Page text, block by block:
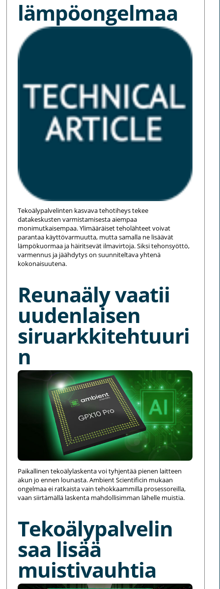
lämpöongelmaa
Tekoälypalvelinten kasvava tehotiheys tekee
datakeskusten varmistamisesta aiempaa
monimutkaisempaa. Ylimääräiset teholähteet voivat
parantaa käyttövarmuutta, mutta samalla ne lisäävät
lämpökuormaa ja häiritsevät ilmavirtoja. Siksi tehonsyöttö,
varmennus ja jäähdytys on suunniteltava yhtenä
kokonaisuutena.
Reunaäly vaatii
uudenlaisen
siruarkkitehtuuri
n
Paikallinen tekoälylaskenta voi tyhjentää pienen laitteen
akun jo ennen lounasta. Ambient Scientificin mukaan
ongelmaa ei ratkaista vain tehokkaammilla prosessoreilla,
vaan siirtämällä laskenta mahdollisimman lähelle muistia.
Tekoälypalvelin
saa lisää
muistivauhtia